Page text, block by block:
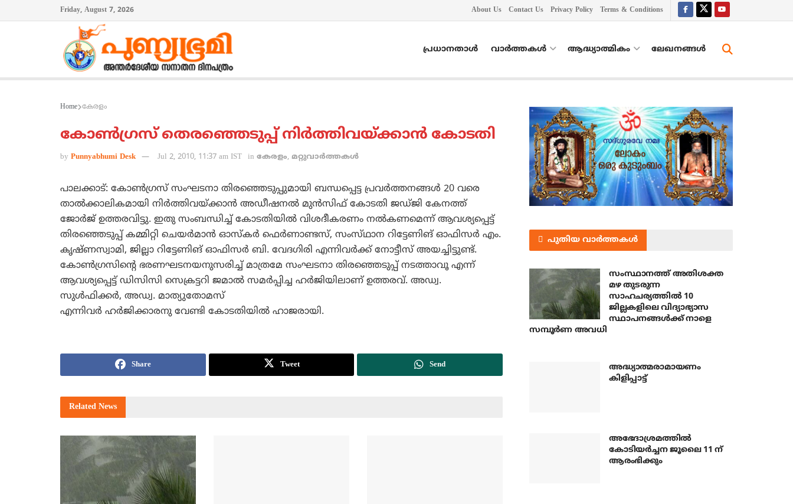
Friday, August 7, 2026 About Us Contact Us Privacy Policy Terms & Conditions
പ്രധാനതാൾ വാർത്തകൾ ആദ്ധ്യാത്മികം ലേഖനങ്ങള്‍
Home കേരളം
കോണ്‍ഗ്രസ്‌ തെരഞ്ഞെടുപ്പ്‌ നിര്‍ത്തിവയ്‌ക്കാന്‍ കോടതി
by Punnyabhumi Desk Jul 2, 2010, 11:37 am IST in കേരളം, മറ്റുവാര്‍ത്തകള്‍
പാലക്കാട്‌: കോണ്‍ഗ്രസ്‌ സംഘടനാ തിരഞ്ഞെടുപ്പുമായി ബന്ധപ്പെട്ട പ്രവര്‍ത്തനങ്ങള്‍ 20 വരെ
താല്‍ക്കാലികമായി നിര്‍ത്തിവയ്‌ക്കാന്‍ അഡീഷനല്‍ മുന്‍സിഫ്‌ കോടതി ജഡ്‌ജി കേനത്ത്‌
ജോര്‍ജ്‌ ഉത്തരവിട്ടു. ഇതു സംബന്ധിച്ച്‌ കോടതിയില്‍ വിശദീകരണം നല്‍കണമെന്ന്‌ ആവശ്യപ്പെട്ട്‌
തിരഞ്ഞെടുപ്പ്‌ കമ്മിറ്റി ചെയര്‍മാന്‍ ഓസ്‌കര്‍ ഫെര്‍ണാണ്ടസ്‌, സംസ്‌ഥാന റിട്ടേണിങ്‌ ഓഫിസര്‍ എം.
കൃഷ്‌ണസ്വാമി, ജില്ലാ റിട്ടേണിങ്‌ ഓഫിസര്‍ ബി. വേദഗിരി എന്നിവര്‍ക്ക്‌ നോട്ടീസ്‌ അയച്ചിട്ടുണ്ട്‌.
കോണ്‍ഗ്രസിന്റെ ഭരണഘടനയനുസരിച്ച്‌ മാത്രമേ സംഘടനാ തിരഞ്ഞെടുപ്പ്‌ നടത്താവൂ എന്ന്‌
ആവശ്യപ്പെട്ട്‌ ഡിസിസി സെക്രട്ടറി ജമാല്‍ സമര്‍പ്പിച്ച ഹര്‍ജിയിലാണ്‌ ഉത്തരവ്‌. അഡ്വ.
സുള്‍ഫിക്കര്‍, അഡ്വ. മാത്യുതോമസ്‌
എന്നിവര്‍ ഹര്‍ജിക്കാരനു വേണ്ടി കോടതിയില്‍ ഹാജരായി.
Share Tweet Send
Related News
പുതിയ വാർത്തകൾ
സംസ്ഥാനത്ത് അതിശക്ത
മഴ തുടരുന്ന
സാഹചര്യത്തിൽ 10
ജില്ലകളിലെ വിദ്യാഭ്യാസ
സ്ഥാപനങ്ങൾക്ക് നാളെ
സമ്പൂർണ അവധി
അദ്ധ്യാത്മരാമായണം
കിളിപ്പാട്ട്
അഭേദാശ്രമത്തില്‍
കോടിയര്‍ച്ചന ജൂലൈ 11 ന്
ആരംഭിക്കും